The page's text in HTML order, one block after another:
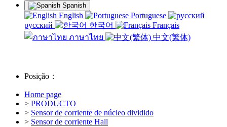
Spanish
English
Portuguese
русский
한국어
Français
ภาษาไทย
中文(繁体)
Posição：
Home page
> PRODUCTO
> Sensor de corriente de núcleo dividido
> Sensor de corriente Hall